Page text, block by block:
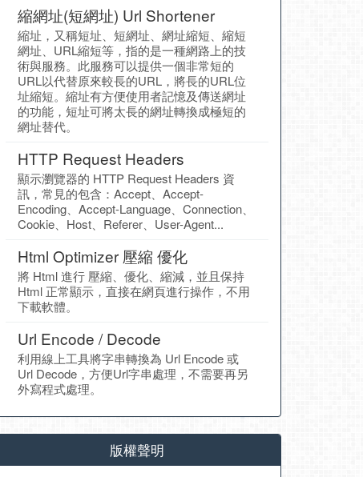
縮網址(短網址) Url Shortener
縮址，又稱短址、短網址、網址縮短、縮短
網址、URL縮短等，指的是一種網路上的技
術與服務。此服務可以提供一個非常短的
URL以代替原來較長的URL，將長的URL位
址縮短。縮址有方便使用者記憶及傳送網址
的功能，短址可將太長的網址轉換成極短的
網址替代。
HTTP Request Headers
顯示瀏覽器的 HTTP Request Headers 資
訊，常見的包含：Accept、Accept-
Encoding、Accept-Language、Connection、
Cookie、Host、Referer、User-Agent...
Html Optimizer 壓縮 優化
將 Html 進行 壓縮、優化、縮減，並且保持
Html 正常顯示，直接在網頁進行操作，不用
下載軟體。
Url Encode / Decode
利用線上工具將字串轉換為 Url Encode 或
Url Decode，方便Url字串處理，不需要再另
外寫程式處理。
版權聲明